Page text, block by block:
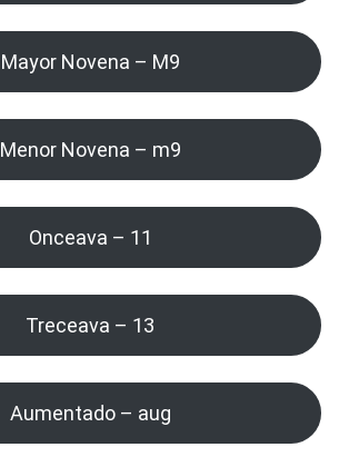
Mayor Novena – M9
Menor Novena – m9
Onceava – 11
Treceava – 13
Aumentado – aug